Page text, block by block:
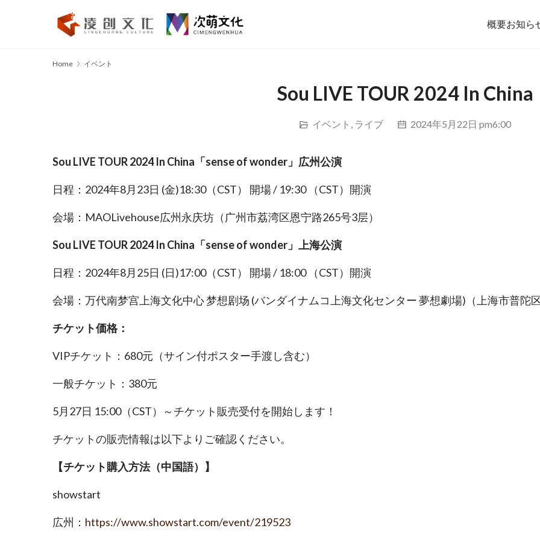
概要お知ら
Home イベント
Sou LIVE TOUR 2024 In China
イベント , ライブ 2024年5月22日 pm6:00
Sou LIVE TOUR 2024 In China「sense of wonder」広州公演
日程：2024年8月23日 (金)18:30（CST） 開場 / 19:30 （CST）開演
会場：MAOLivehouse広州永庆坊（广州市荔湾区恩宁路265号3层）
Sou LIVE TOUR 2024 In China「sense of wonder」上海公演
日程：2024年8月25日 (日)17:00（CST） 開場 / 18:00 （CST）開演
会場：万代南梦宫上海文化中心 梦想剧场 (バンダイナムコ上海文化センター 夢想劇場)（上海市普陀
チケット価格：
VIPチケット：680元（サイン付ポスター手渡し含む）
一般チケット：380元
5月27日 15:00（CST）～チケット販売受付を開始します！
チケットの販売情報は以下よりご確認ください。
【チケット購入方法（中国語）】
showstart
広州： https://www.showstart.com/event/219523